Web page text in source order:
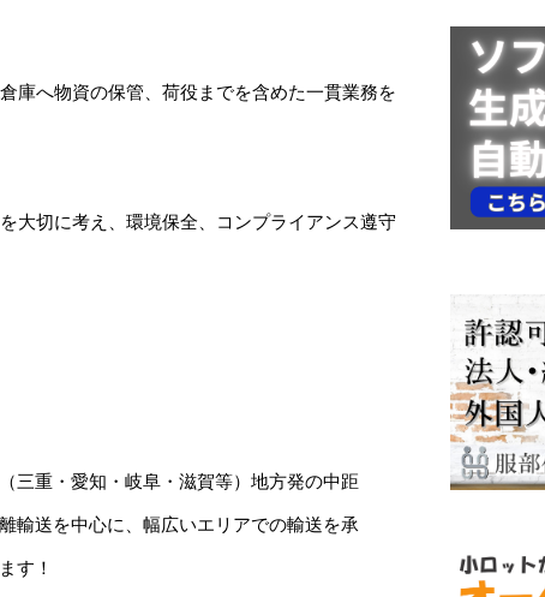
庫へ物資の保管、荷役までを含めた一貫業務を
大切に考え、環境保全、コンプライアンス遵守
三重・愛知・岐阜・滋賀等）地方発の中距
輸送を中心に、幅広いエリアでの輸送を承
す！